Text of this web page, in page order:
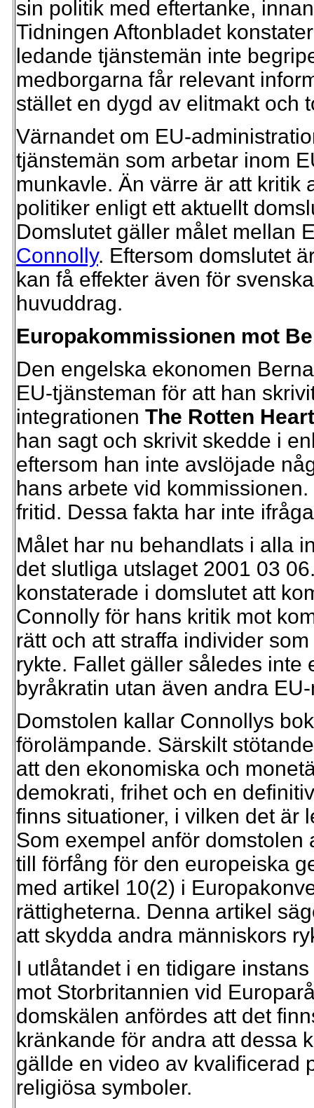
sin politik med eftertanke,
Tidningen Aftonbladet
ledande tjänstemän inte
medborgarna får relevant
stället en dygd av elitmakt och
Värnandet om EU-
tjänstemän som arbetar inom
munkavle. Än värre är att kritik
politiker enligt ett aktuellt
Domslutet gäller målet mellan
Connolly. Eftersom domslutet
kan få effekter även för
huvuddrag.
Europakommissionen mot
Den engelska ekonomen
EU-tjänsteman för att han
integrationen The Rotten
han sagt och skrivit skedde i
eftersom han inte avslöjade
hans arbete vid
fritid. Dessa fakta har inte
Målet har nu behandlats i alla
det slutliga utslaget 2001 03
konstaterade i domslutet att
Connolly för hans kritik mot
rätt och att straffa individer
rykte. Fallet gäller således inte
byråkratin utan även andra
Domstolen kallar Connollys
förolämpande. Särskilt
att den ekonomiska och
demokrati, frihet och en
finns situationer, i vilken det är
Som exempel anför
till förfång för den europeiska
med artikel 10(2) i
rättigheterna. Denna artikel
att skydda andra människors
I utlåtandet i en tidigare
mot Storbritannien vid
domskälen anfördes att det
kränkande för andra att dessa
gällde en video av kvalificerad
religiösa symboler.